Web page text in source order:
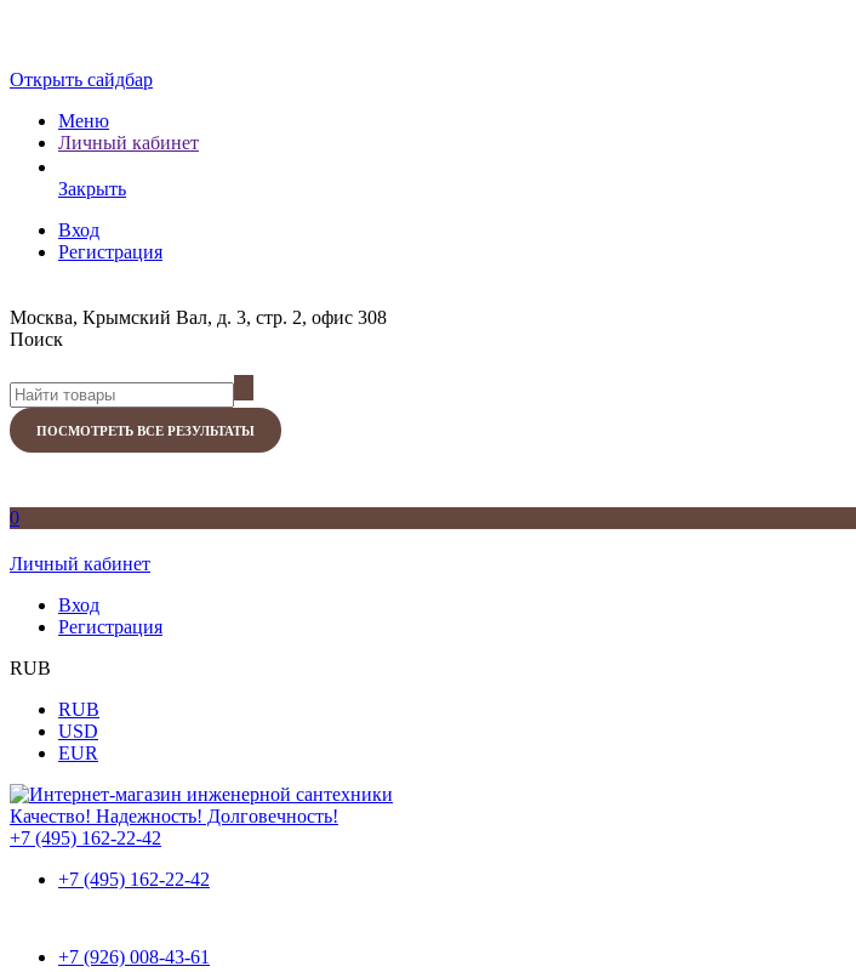
Открыть сайдбар
Меню
Личный кабинет
Закрыть
Вход
Регистрация
Москва, Крымский Вал, д. 3, стр. 2, офис 308
Поиск
ПОСМОТРЕТЬ ВСЕ РЕЗУЛЬТАТЫ
0
Личный кабинет
Вход
Регистрация
RUB
RUB
USD
EUR
Качество! Надежность! Долговечность!
+7 (495) 162-22-42
+7 (495) 162-22-42
+7 (926) 008-43-61